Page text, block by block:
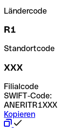
Ländercode
R1
Standortcode
XXX
Filialcode
SWIFT-Code:
ANERITR1XXX
Kopieren